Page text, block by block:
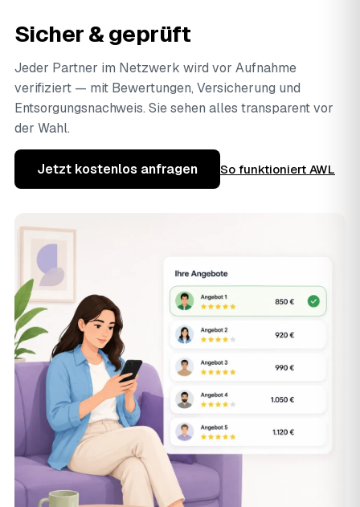
Sicher & geprüft
Jeder Partner im Netzwerk wird vor Aufnahme
verifiziert — mit Bewertungen, Versicherung und
Entsorgungsnachweis. Sie sehen alles transparent vor
der Wahl.
Jetzt kostenlos anfragen So funktioniert AWL